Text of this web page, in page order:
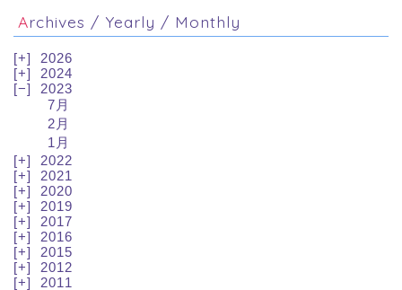
Archives / Yearly / Monthly
2026
2024
2023
7月
2月
1月
2022
2021
2020
2019
2017
2016
2015
2012
2011